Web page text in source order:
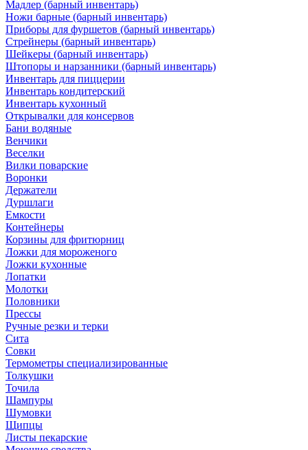
Мадлер (барный инвентарь)
Ножи барные (барный инвентарь)
Приборы для фуршетов (барный инвентарь)
Стрейнеры (барный инвентарь)
Шейкеры (барный инвентарь)
Штопоры и нарзанники (барный инвентарь)
Инвентарь для пиццерии
Инвентарь кондитерский
Инвентарь кухонный
Открывалки для консервов
Бани водяные
Венчики
Веселки
Вилки поварские
Воронки
Держатели
Дуршлаги
Емкости
Контейнеры
Корзины для фритюрниц
Ложки для мороженого
Ложки кухонные
Лопатки
Молотки
Половники
Прессы
Ручные резки и терки
Сита
Совки
Термометры специализированные
Толкушки
Точила
Шампуры
Шумовки
Щипцы
Листы пекарские